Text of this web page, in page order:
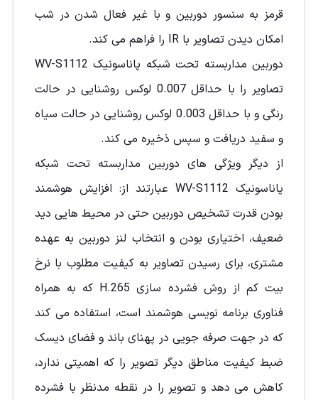
قرمز به سنسور دوربین و با غیر فعال شدن در شب
امکان دیدن تصاویر با IR را فراهم می کند.
دوربین مداربسته تحت شبکه پاناسونیک WV-S1112
تصاویر را با حداقل 0.007 لوکس روشنایی در حالت
رنگی و با حداقل 0.003 لوکس روشنایی در حالت سیاه
و سفید دریافت و سپس ذخیره می کند.
از دیگر ویژگی های دوربین مداربسته تحت شبکه
پاناسونیک WV-S1112 عبارتند از: افزایش هوشمند
بودن قدرت تشخیص دوربین حتی در محیط هایی دید
ضعیف، اختیاری بودن و انتخاب لنز دوربین به عهده
مشتری، برای رسیدن تصاویر به کیفیت مطلوب با نرخ
بیت کم از روش فشرده سازی H.265 که به همراه
فناوری برنامه نویسی هوشمند است، استفاده می کند
که در جهت صرفه جویی در پهنای باند و فضای دیسک
ضبط کیفیت مناطق دیگر تصویر را که اهمیتی ندارد،
کاهش می دهد و تصویر را در نقطه مدنظر با فشرده